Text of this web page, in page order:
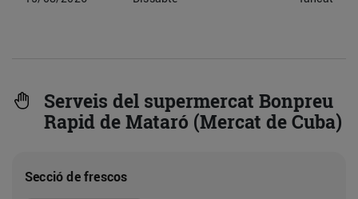
Serveis del supermercat Bonpreu
Rapid de Mataró (Mercat de Cuba)
Secció de frescos